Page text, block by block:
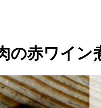
の赤ワイン